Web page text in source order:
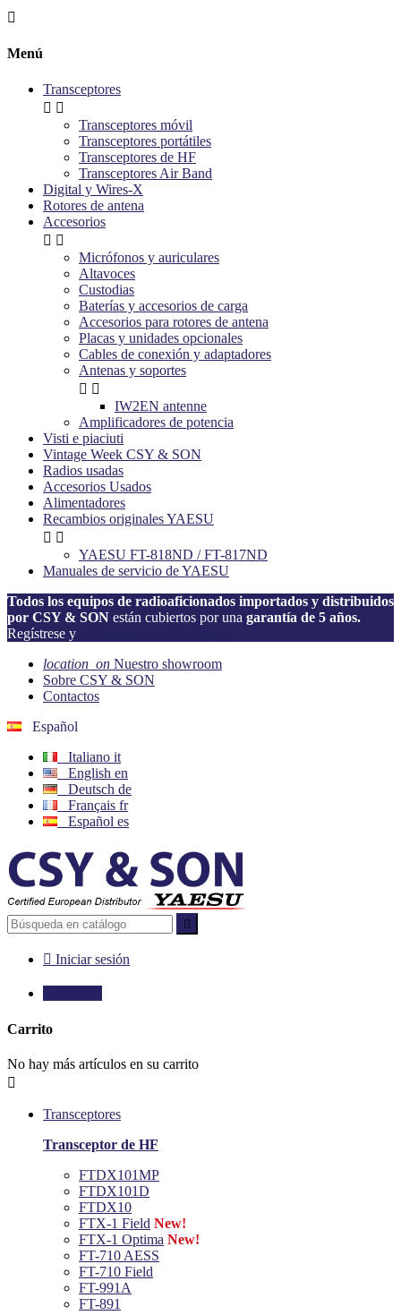

Menú
Transceptores
 
Transceptores móvil
Transceptores portátiles
Transceptores de HF
Transceptores Air Band
Digital y Wires-X
Rotores de antena
Accesorios
 
Micrófonos y auriculares
Altavoces
Custodias
Baterías y accesorios de carga
Accesorios para rotores de antena
Placas y unidades opcionales
Cables de conexión y adaptadores
Antenas y soportes
 
IW2EN antenne
Amplificadores de potencia
Visti e piaciuti
Vintage Week CSY & SON
Radios usadas
Accesorios Usados
Alimentadores
Recambios originales YAESU
 
YAESU FT-818ND / FT-817ND
Manuales de servicio de YAESU
Todos los equipos de radioaficionados importados y distribuidos
por CSY & SON están cubiertos por una garantía de 5 años.
Regístrese y
location_on Nuestro showroom
Sobre CSY & SON
Contactos
Español
Italiano it
English en
Deutsch de
Français fr
Español es

 Iniciar sesión
Carrito
No hay más artículos en su carrito

Transceptores
Transceptor de HF
FTDX101MP
FTDX101D
FTDX10
FTX-1 Field New!
FTX-1 Optima New!
FT-710 AESS
FT-710 Field
FT-991A
FT-891